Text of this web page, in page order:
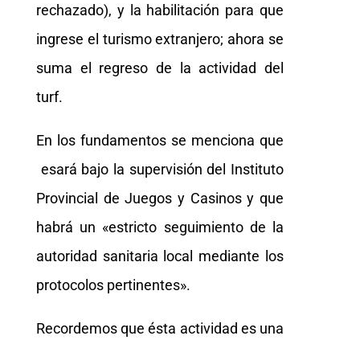
rechazado), y la habilitación para que
ingrese el turismo extranjero; ahora se
suma el regreso de la actividad del
turf.
En los fundamentos se menciona que
esará bajo la supervisión del Instituto
Provincial de Juegos y Casinos y que
habrá un «estricto seguimiento de la
autoridad sanitaria local mediante los
protocolos pertinentes».
Recordemos que ésta actividad es una